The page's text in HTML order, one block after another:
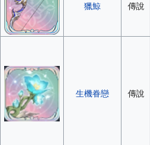
獵鯨 傳說
生機眷戀 傳說